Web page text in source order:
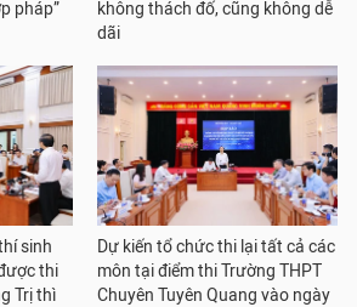
pháp”
không thách đố, cũng không dễ
dãi
sinh
thi
Trị thì
Dự kiến tổ chức thi lại tất cả các
môn tại điểm thi Trường THPT
Chuyên Tuyên Quang vào ngày